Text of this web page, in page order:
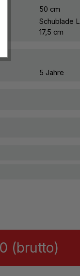
50 cm
Schublade
17,5 cm
5 Jahre
(brutto)